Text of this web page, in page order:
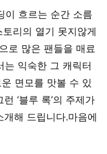
호기심을 잃지 않으려 항상 마음
작사·작곡을 맡는 베이시스트
악기는 베이스, 기타, 피아노입
현재도 계속하고 있습니다.
이 흐르는 순간 소름
토리의 열기 못지않게
로 많은 팬들을 매료
는 익숙한 그 캐릭터
면모를 맛볼 수 있
‘블루 록’의 주제가
해 드립니다.마음에